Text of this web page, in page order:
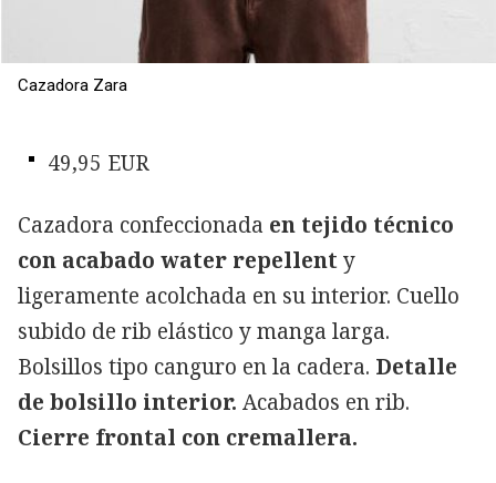
Cazadora Zara
49,95 EUR
Cazadora confeccionada en tejido técnico
con acabado water repellent y
ligeramente acolchada en su interior. Cuello
subido de rib elástico y manga larga.
Bolsillos tipo canguro en la cadera. Detalle
de bolsillo interior. Acabados en rib.
Cierre frontal con cremallera.